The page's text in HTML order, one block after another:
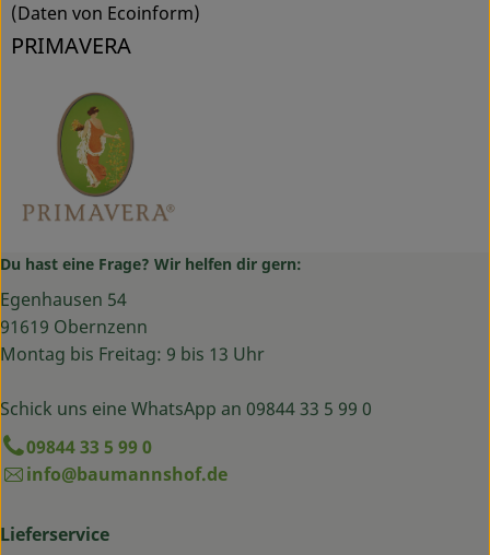
(Daten von Ecoinform)
PRIMAVERA
Du hast eine Frage? Wir helfen dir gern:
Egenhausen 54
91619 Obernzenn
Montag bis Freitag: 9 bis 13 Uhr
Schick uns eine WhatsApp an 09844 33 5 99 0
09844 33 5 99 0
info@baumannshof.de
Lieferservice